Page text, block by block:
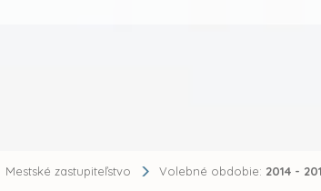
Mestské zastupiteľstvo Volebné obdobie: 2014 -